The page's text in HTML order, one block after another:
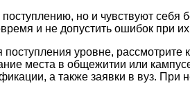
но и чувствуют
и не допустить ошибок при
уровне, рассмотрите
места в общежитии или
а также заявки в вуз.